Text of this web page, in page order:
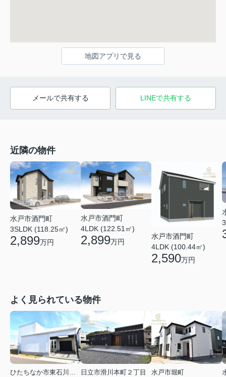
地図アプリで見る
メールで共有する LINEで共有する
近隣の物件
水戸市酒門町
3SLDK (118.25㎡)
2,899万円
水戸市酒門町
4LDK (122.51㎡)
2,899万円
水戸市酒門町
4LDK (100.44㎡)
2,590万円
よく見られている物件
日立市滑川本町２丁目
水戸市堀町